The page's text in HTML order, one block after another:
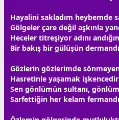
Hayalini sakladım heybemde
Gölgeler çare değil aşkınla
Heceler titreşiyor adını
Bir bakış bir gülüşün
Gözlerin gözlerimde
Hasretinle yaşamak
Sen gönlümün sultanı,
Sarfettiğin her kelam